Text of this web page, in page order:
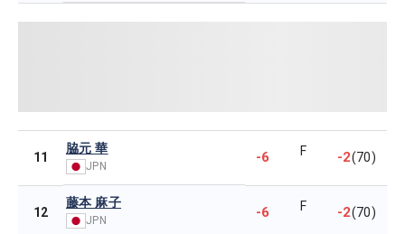
11
脇元 華
JPN
-6 F -2(70)
12
藤本 麻子
JPN -6 F -2(70)